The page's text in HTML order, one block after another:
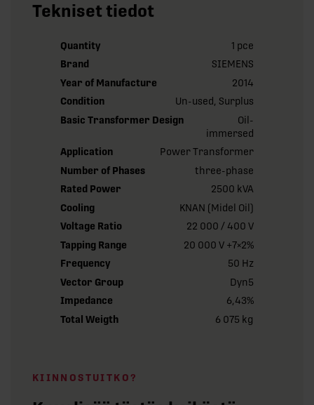
Tekniset tiedot
Quantity
1 pce
Brand
SIEMENS
Year of Manufacture
2014
Condition
Un-used, Surplus
Basic Transformer Design
Oil-
immersed
Application
Power Transformer
Number of Phases
three-phase
Rated Power
2500 kVA
Cooling
KNAN (Midel Oil)
Voltage Ratio
22 000 / 400 V
Tapping Range
20 000 V +7×2%
Frequency
50 Hz
Vector Group
Dyn5
Impedance
6,43%
Total Weigth
6 075 kg
KIINNOSTUITKO?